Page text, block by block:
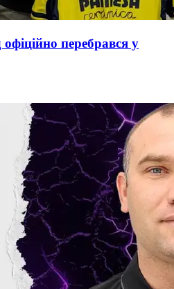
перебрався у